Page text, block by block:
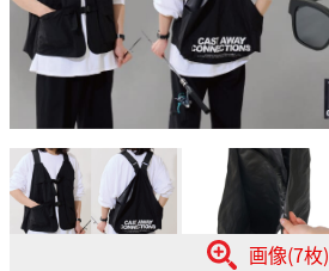
画像(7枚)